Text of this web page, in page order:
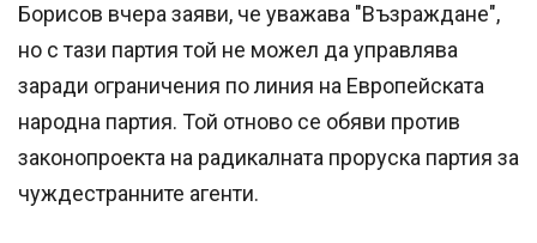
Борисов вчера заяви, че уважава "Възраждане",
но с тази партия той не можел да управлява
заради ограничения по линия на Европейската
народна партия. Той отново се обяви против
законопроекта на радикалната проруска партия за
чуждестранните агенти.